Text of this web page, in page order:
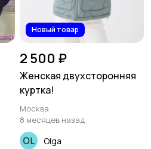
Новый товар
2 500 ₽
Женская двухсторонняя
куртка!
Москва
8 месяцев назад
Olga